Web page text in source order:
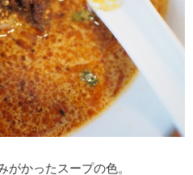
かったスープの色。